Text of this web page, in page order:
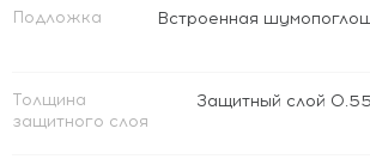
Подложка
Встроенная
Толщина
защитного слоя
Защитный слой